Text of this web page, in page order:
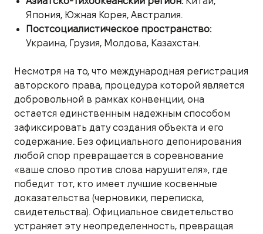
Япония, Южная Корея, Австралия.
Постсоциалистическое пространство:
Украина, Грузия, Молдова, Казахстан.
Несмотря на то, что международная регистрация
авторского права, процедура которой является
добровольной в рамках конвенции, она
остается единственным надежным способом
зафиксировать дату создания объекта и его
содержание. Без официального депонирования
любой спор превращается в соревнование
«ваше слово против слова нарушителя», где
победит тот, кто имеет лучшие косвенные
доказательства (черновики, переписка,
свидетельства). Официальное свидетельство
устраняет эту неопределенность, превращая